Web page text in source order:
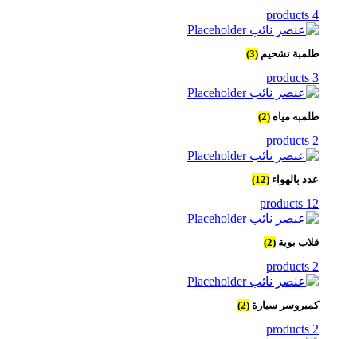
4 products
طلمبة تشحيم (3)
3 products
طلمبه مياه (2)
2 products
عدد بالهواء (12)
12 products
قلاب بوية (2)
2 products
كمبروسر سيارة (2)
2 products